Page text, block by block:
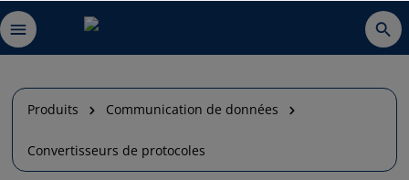
Produits Communication de données
Convertisseurs de protocoles